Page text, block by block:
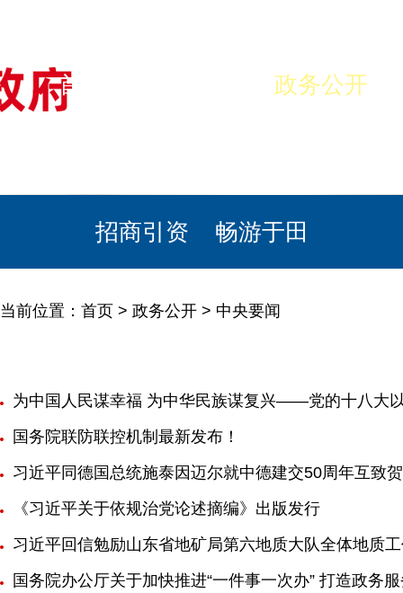
首页 政务公开
招商引资 畅游于田
当前位置： 首页 > 政务公开 > 中央要闻
为中国人民谋幸福 为中华民族谋复兴——党的十八大
国务院联防联控机制最新发布！
习近平同德国总统施泰因迈尔就中德建交50周年互致
《习近平关于依规治党论述摘编》出版发行
习近平回信勉励山东省地矿局第六地质大队全体地质
国务院办公厅关于加快推进“一件事一次办” 打造政务